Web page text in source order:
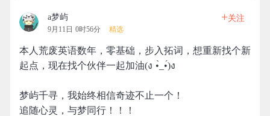
a梦屿
9月11日 0时56分 精选
+关注
本人荒废英语数年，零基础，步入拓词，想重新找个新
起点，现在找个伙伴一起加油(ง •̀_•́)ง
梦屿千寻，我始终相信奇迹不止一个！
追随心灵，与梦同行！！！